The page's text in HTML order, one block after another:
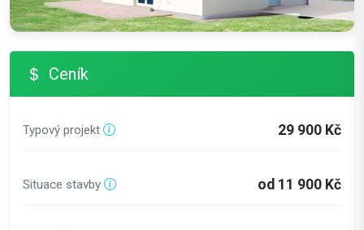
Ceník
Typový projekt 29 900 Kč
Situace stavby od 11 900 Kč